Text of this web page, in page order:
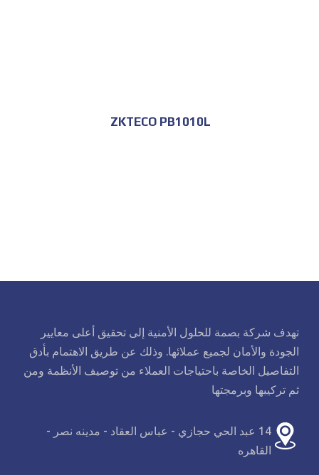
ZKTECO PB1010L
14 عبد الحي حجازي - عباس العقاد - مدينه نصر -
القاهره
تهدف شركة بصمة للحلول الأمنية إلى تحقيق أعلى معايير
الجودة والأمان لجميع عملائها. وذلك عن طريق الاهتمام بأدق
التفاصيل الخاصة باحتياجات العملاء من توصيف الأنظمة ومن
ثم تركيبها وبرمجتها